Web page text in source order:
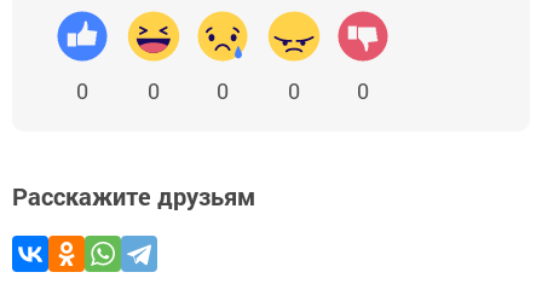
0 0 0 0 0
Расскажите друзьям